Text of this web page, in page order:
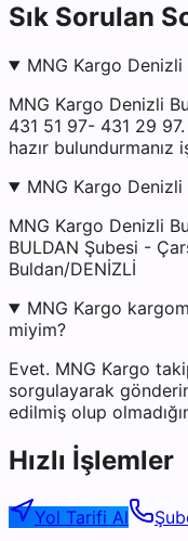
Sık Sorulan
MNG Kargo
MNG Kargo Denizli
431 51 97- 431 29
hazır bulundurmanız
MNG Kargo
MNG Kargo Denizli
BULDAN Şubesi -
Buldan/DENİZLİ
MNG Kargo
miyim?
Evet. MNG Kargo
sorgulayarak
edilmiş olup
Hızlı İşlemler
Yol Tarifi Al